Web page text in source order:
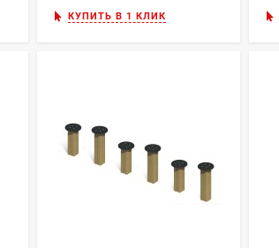
КУПИТЬ В 1 КЛИК